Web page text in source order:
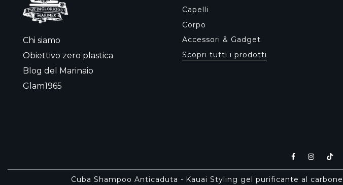
Chi siamo
Obiettivo zero plastica
Blog del Marinaio
Glam1965
Capelli
Corpo
Accessori & Gadget
Scopri tutti i prodotti
Cuba Shampoo Anticaduta - Kauai Styling gel purificante al